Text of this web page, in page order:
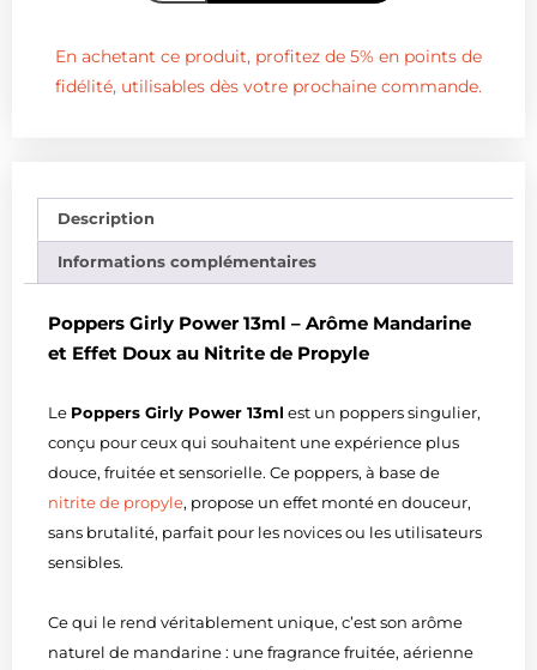
En achetant ce produit, profitez de 5% en points de
fidélité, utilisables dès votre prochaine commande.
Description
Informations complémentaires
Poppers Girly Power 13ml – Arôme Mandarine
et Effet Doux au Nitrite de Propyle
Le Poppers Girly Power 13ml est un poppers singulier,
conçu pour ceux qui souhaitent une expérience plus
douce, fruitée et sensorielle. Ce poppers, à base de
nitrite de propyle, propose un effet monté en douceur,
sans brutalité, parfait pour les novices ou les utilisateurs
sensibles.
Ce qui le rend véritablement unique, c’est son arôme
naturel de mandarine : une fragrance fruitée, aérienne